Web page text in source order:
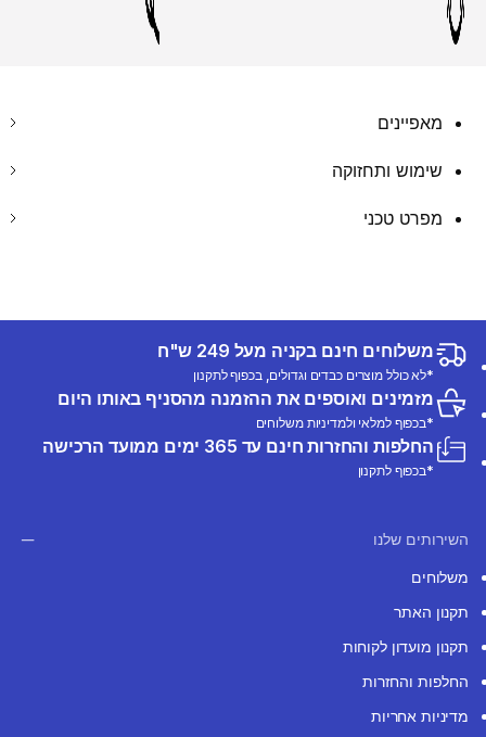
מאפיינים
שימוש ותחזוקה
מפרט טכני
משלוחים חינם בקניה מעל 249 ש"ח
*לא כולל מוצרים כבדים וגדולים, בכפוף לתקנון
מזמינים ואוספים את ההזמנה מהסניף באותו היום
*בכפוף למלאי ולמדיניות משלוחים
החלפות והחזרות חינם עד 365 ימים ממועד הרכישה
*בכפוף לתקנון
השירותים שלנו
משלוחים
תקנון האתר
תקנון מועדון לקוחות
החלפות והחזרות
מדיניות אחריות